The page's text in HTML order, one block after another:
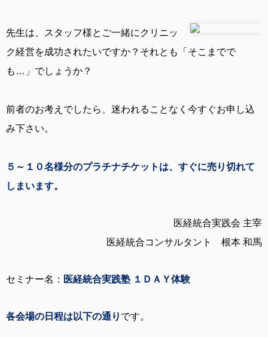
先生は、スタッフ様とご一緒にクリニッ
ク経営を成功されたいですか？それとも「そこまでで
も…」でしょうか？
前者のお考えでしたら、迷われることなく今すぐお申し込
み下さい。
５～１０名様分のプラチナチケットは、すぐに売り切れて
しまいます。
医経統合実践会 主宰
医経統合コンサルタント 根本 和馬
セミナー名： 医経統合実践塾 １ＤＡＹ体験
各会場の日程は以下の通り です。